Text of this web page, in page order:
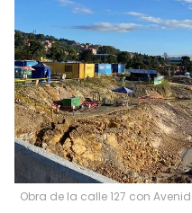
Obra de la calle 127 con